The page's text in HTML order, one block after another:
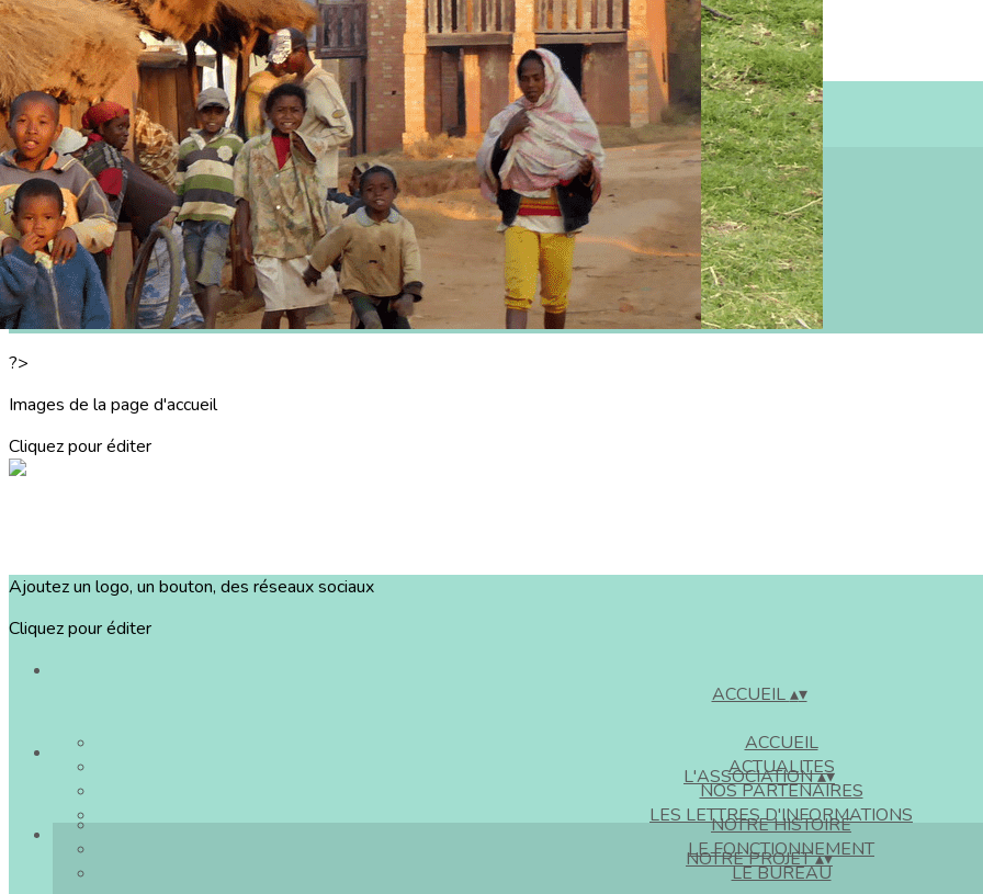
Exporter les lignes sélectionnées
Exporter toutes les colonnes
Exporter uniquement les colonnes affichées
Menu
<
>
NOTRE PROJET
ECOLES
CANTINES
CONSTRUCTIONS
VOYAGE A MADAGASCAR 2025
?>
Images de la page d'accueil
Cliquez pour éditer
Ajoutez un logo, un bouton, des réseaux sociaux
Cliquez pour éditer
ACCUEIL▴▾
ACCUEIL
ACTUALITES
NOS PARTENAIRES
LES LETTRES D'INFORMATIONS
L'ASSOCIATION▴▾
NOTRE HISTOIRE
LE FONCTIONNEMENT
LE BUREAU
NOTRE PROJET▴▾